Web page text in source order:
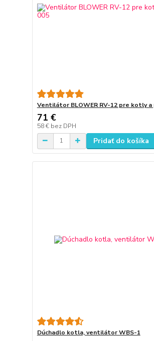
Ventilátor BLOWER RV-12 pre kotly a
71 €
58 € bez DPH
Pridať do košíka
Dúchadlo kotla, ventilátor WBS-1